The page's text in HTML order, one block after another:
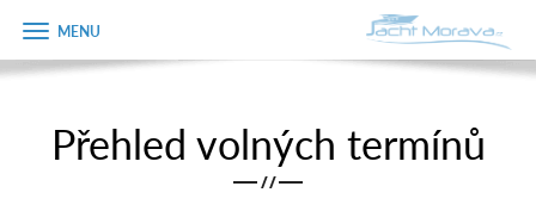
Úvodní strana
Zobrazit
menu
Přehled volných termínů
/ /
Objednávka
dárkového
Jméno